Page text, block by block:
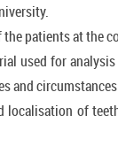
patients at the
used for
and
of